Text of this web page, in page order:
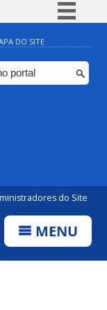
BR
DO SITE
do Site
MENU